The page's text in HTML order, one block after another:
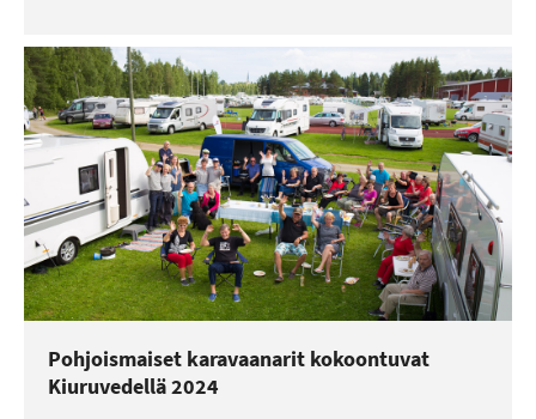
Pohjoismaiset karavaanarit kokoontuvat
Kiuruvedellä 2024